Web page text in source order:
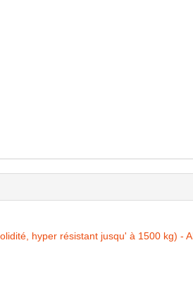
hyper résistant jusqu' à 1500 kg) -